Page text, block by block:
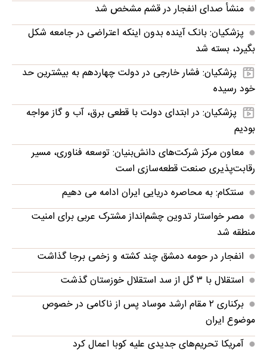
منشأ صدای انفجار در قشم مشخص شد
پزشکیان: بانک آینده بدون اینکه اعتراضی در جامعه شکل
بگیرد، بسته شد
پزشکیان: فشار خارجی در دولت چهاردهم به بیشترین حد
خود رسیده
پزشکیان: در ابتدای دولت با قطعی برق، آب و گاز مواجه
بودیم
معاون مرکز شرکت‌های دانش‌بنیان: توسعه فناوری، مسیر
رقابت‌پذیری صنعت قطعه‌سازی است
سنتکام: به محاصره دریایی ایران ادامه می دهیم
مصر خواستار تدوین چشم‌انداز مشترک عربی برای امنیت
منطقه شد
انفجار در حومه دمشق چند کشته و زخمی برجا گذاشت
استقلال با ۳ گل از سد استقلال خوزستان گذشت
برکناری ۲ مقام ارشد موساد پس از ناکامی در خصوص
موضوع ایران
آمریکا تحریم‌های جدیدی علیه کوبا اعمال کرد